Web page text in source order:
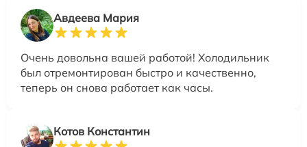
Авдеева Мария
Очень довольна вашей работой! Холодильник
был отремонтирован быстро и качественно,
теперь он снова работает как часы.
Котов Константин